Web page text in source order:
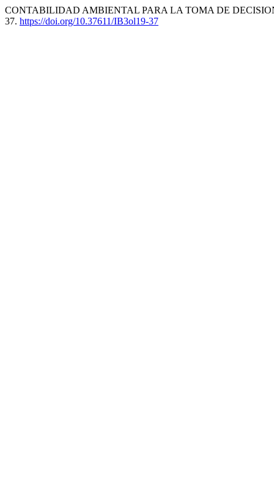
CONTABILIDAD AMBIENTAL PARA LA TOMA DE
37. https://doi.org/10.37611/IB3ol19-37